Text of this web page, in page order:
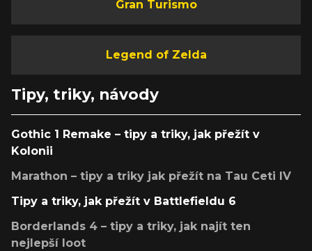
Gran Turismo
Legend of Zelda
Tipy, triky, návody
Gothic 1 Remake – tipy a triky, jak přežít v
Kolonii
Marathon – tipy a triky jak přežít na Tau Ceti IV
Tipy a triky, jak přežít v Battlefieldu 6
Borderlands 4 – tipy a triky, jak najít ten
nejlepší loot